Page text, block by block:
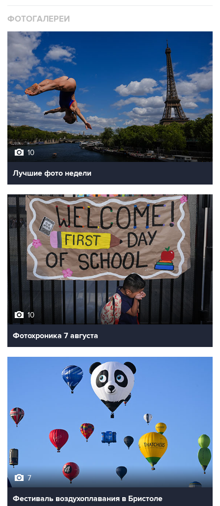
ФОТОГАЛЕРЕИ
10
Лучшие фото недели
10
Фотохроника 7 августа
7
Фестиваль воздухоплавания в Бристоле